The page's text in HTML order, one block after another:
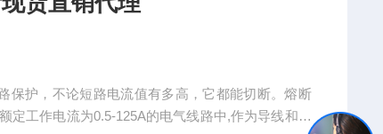
保护，不论短路电流值有多高，它都能切断。熔断
定工作电流为0.5-125A的电气线路中,作为导线和设